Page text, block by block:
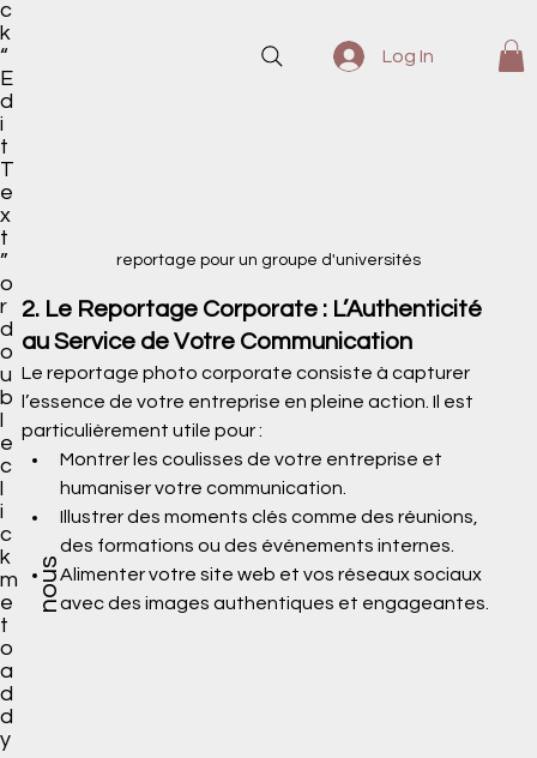
c
k
“
E
d
i
t
T
e
x
t
”
o
r
d
o
u
b
l
e
c
l
i
c
k
m
e
t
o
a
d
d
y
Log In
reportage pour un groupe d'universités
2. Le Reportage Corporate : L’Authenticité
au Service de Votre Communication
Le reportage photo corporate consiste à capturer
l’essence de votre entreprise en pleine action. Il est
particulièrement utile pour :
Montrer les coulisses de votre entreprise et
humaniser votre communication.
Illustrer des moments clés comme des réunions,
des formations ou des événements internes.
Alimenter votre site web et vos réseaux sociaux
avec des images authentiques et engageantes.
nous